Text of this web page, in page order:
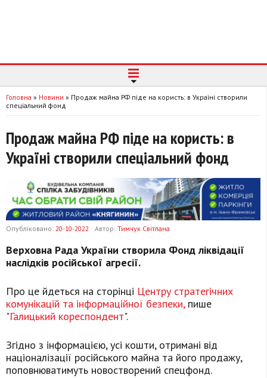
Головна » Новини » Продаж майна РФ піде на користь: в Україні створили
спеціальний фонд
Продаж майна РФ піде на користь: в
Україні створили спеціальний фонд
Опубліковано: 20-10-2022 Автор: Тимчук Світлана
Верховна Рада України створила Фонд ліквідації
наслідків російської агресії.
Про це йдеться на сторінці Центру стратегічних
комунікацій та інформаційної безпеки,пише
"Галицький кореспондент".
Згідно з інформацією, усі кошти, отримані від
націоналізації російського майна та його продажу,
поповнюватимуть новостворений спецфонд.